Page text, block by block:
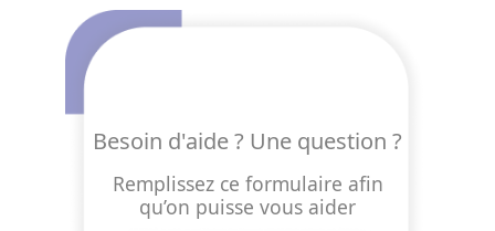
Besoin d'aide ? Une question ?
Remplissez ce formulaire afin
qu’on puisse vous aider